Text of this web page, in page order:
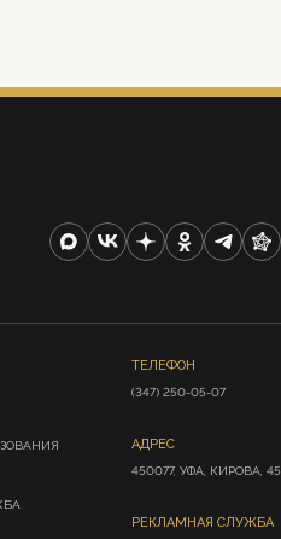
ТЕЛЕФОН
(347) 250-05-07
АДРЕС
450077, УФА, КИРОВА, 45
РЕКЛАМНАЯ СЛУЖБА